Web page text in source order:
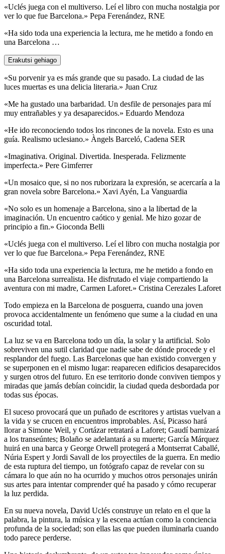
«Uclés juega con el multiverso. Leí el libro con mucha nostalgia por
ver lo que fue Barcelona.» Pepa Ferenández, RNE
«Ha sido toda una experiencia la lectura, me he metido a fondo en
una Barcelona …
Erakutsi gehiago
«Su porvenir ya es más grande que su pasado. La ciudad de las
luces muertas es una delicia literaria.» Juan Cruz
«Me ha gustado una barbaridad. Un desfile de personajes para mí
muy entrañables y ya desaparecidos.» Eduardo Mendoza
«He ido reconociendo todos los rincones de la novela. Esto es una
guía. Realismo uclesiano.» Àngels Barceló, Cadena SER
«Imaginativa. Original. Divertida. Inesperada. Felizmente
imperfecta.» Pere Gimferrer
«Un mosaico que, si no nos ruborizara la expresión, se acercaría a la
gran novela sobre Barcelona.» Xavi Ayén, La Vanguardia
«No solo es un homenaje a Barcelona, sino a la libertad de la
imaginación. Un encuentro caótico y genial. Me hizo gozar de
principio a fin.» Gioconda Belli
«Uclés juega con el multiverso. Leí el libro con mucha nostalgia por
ver lo que fue Barcelona.» Pepa Ferenández, RNE
«Ha sido toda una experiencia la lectura, me he metido a fondo en
una Barcelona surrealista. He disfrutado el viaje compartiendo la
aventura con mi madre, Carmen Laforet.» Cristina Cerezales Laforet
Todo empieza en la Barcelona de posguerra, cuando una joven
provoca accidentalmente un fenómeno que sume a la ciudad en una
oscuridad total.
La luz se va en Barcelona todo un día, la solar y la artificial. Solo
sobreviven una sutil claridad que nadie sabe de dónde procede y el
resplandor del fuego. Las Barcelonas que han existido convergen y
se superponen en el mismo lugar: reaparecen edificios desaparecidos
y surgen otros del futuro. En ese territorio donde conviven tiempos y
miradas que jamás debían coincidir, la ciudad queda desbordada por
todas sus épocas.
El suceso provocará que un puñado de escritores y artistas vuelvan a
la vida y se crucen en encuentros improbables. Así, Picasso hará
llorar a Simone Weil, y Cortázar retratará a Laforet; Gaudí barnizará
a los transeúntes; Bolaño se adelantará a su muerte; García Márquez
huirá en una barca y George Orwell protegerá a Montserrat Caballé,
Núria Espert y Jordi Savall de los proyectiles de la guerra. En medio
de esta ruptura del tiempo, un fotógrafo capaz de revelar con su
cámara lo que aún no ha ocurrido y muchos otros personajes unirán
sus artes para intentar comprender qué ha pasado y cómo recuperar
la luz perdida.
En su nueva novela, David Uclés construye un relato en el que la
palabra, la pintura, la música y la escena actúan como la conciencia
profunda de la sociedad; son ellas las que pueden iluminarla cuando
todo parece perderse.